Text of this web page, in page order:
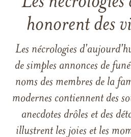
honorent des
Les nécrologies
de simples annonces de
noms des membres de la
modernes contiennent des
anecdotes drôles et des
illustrent les joies et les